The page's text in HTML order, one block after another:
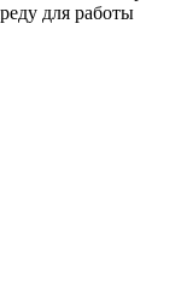
для работы